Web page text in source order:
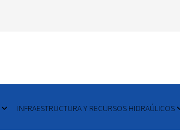
INFRAESTRUCTURA Y RECURSOS HIDRAÚLICOS